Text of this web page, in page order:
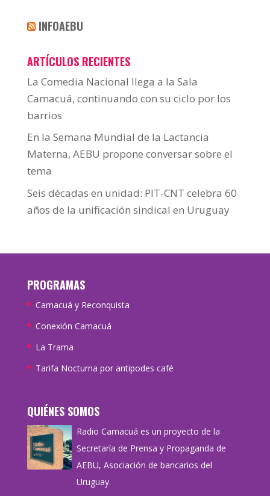
INFOAEBU
ARTÍCULOS RECIENTES
La Comedia Nacional llega a la Sala
Camacuá, continuando con su ciclo por los
barrios
En la Semana Mundial de la Lactancia
Materna, AEBU propone conversar sobre el
tema
Seis décadas en unidad: PIT-CNT celebra 60
años de la unificación sindical en Uruguay
PROGRAMAS
Camacuá y Reconquista
Conexión Camacuá
La Trama
Tarifa Nocturna por antipodes café
QUIÉNES SOMOS
Radio Camacuá es un proyecto de la
Secretaría de Prensa y Propaganda de
AEBU, Asociación de bancarios del
Uruguay.